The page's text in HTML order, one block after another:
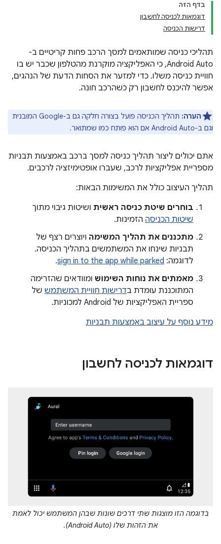
בדף הזה
דוגמאות לכניסה לחשבון
דרישות הכניסה
תהליכי כניסה שמותאמים למסך הרכב פחות קריטיים ב-
Android Auto, כי האפליקציה מוקרנת מהטלפון שכבר יש בו
חוויית כניסה משלו. כדי למזער את הסחות הדעת של הנהגים,
אפשר להיכנס לחשבון רק כשהרכב חונה.
הערה:
תהליך הכניסה פועל בצורה חלקה גם ב-Google המובנית
וגם ב-Android Auto אם הוא פותח כמו שמתואר.
אתם יכולים ליצור תהליך כניסה למסך ברכב באמצעות תבניות
מספריית אפליקציות לרכב, שעברו אופטימיזציה לרכבים.
תהליך העיצוב כולל את המשימות הבאות:
בוחרים שיטת כניסה ראשית ושיטות גיבוי מתוך
שיטות הכניסה הזמינות.
מתכננים את תהליך המשימה ויוצרים רצף של
תבניות שינחו את המשתמשים בתהליך הכניסה.
לדוגמה: sign in to the app while parked
.
מאמתים את נוחות השימוש ומוודאים שהזרימה
המתוכננת עומדת בדרישות חוויית המשתמש של
ספריית האפליקציות של Android למכוניות.
מידע נוסף על עיצוב באמצעות תבניות
דוגמאות לכניסה לחשבון
בדוגמה הזו מוצגות שתי דרכים שונות שבהן המשתמש יכול לאמת
את הזהות שלו (Android Auto).